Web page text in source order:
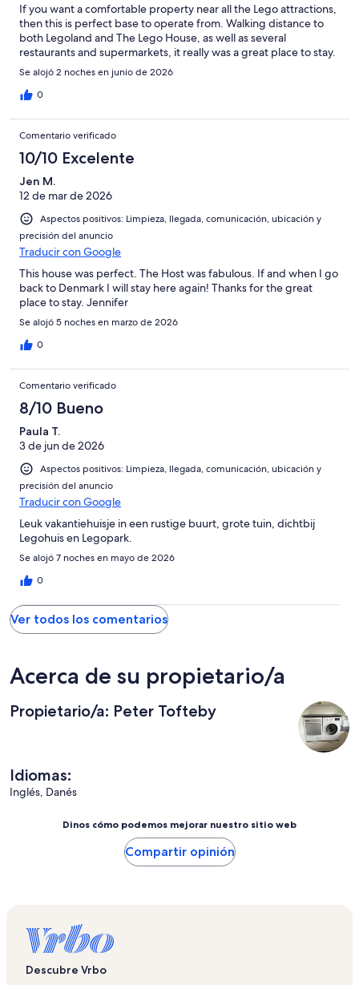
If you want a comfortable property near all the Lego attractions,
then this is perfect base to operate from. Walking distance to
both Legoland and The Lego House, as well as several
restaurants and supermarkets, it really was a great place to stay.
Se alojó 2 noches en junio de 2026
0
Comentario verificado
10/10 Excelente
Jen M.
12 de mar de 2026
Aspectos positivos: Limpieza, llegada, comunicación, ubicación y
precisión del anuncio
Traducir con Google
This house was perfect. The Host was fabulous. If and when I go
back to Denmark I will stay here again! Thanks for the great
place to stay. Jennifer
Se alojó 5 noches en marzo de 2026
0
Comentario verificado
8/10 Bueno
Paula T.
3 de jun de 2026
Aspectos positivos: Limpieza, llegada, comunicación, ubicación y
precisión del anuncio
Traducir con Google
Leuk vakantiehuisje in een rustige buurt, grote tuin, dichtbij
Legohuis en Legopark.
Se alojó 7 noches en mayo de 2026
0
Ver todos los comentarios
Acerca de su propietario/a
Propietario/a: Peter Tofteby
Idiomas:
Inglés, Danés
Dinos cómo podemos mejorar nuestro sitio web
Compartir opinión
Descubre Vrbo